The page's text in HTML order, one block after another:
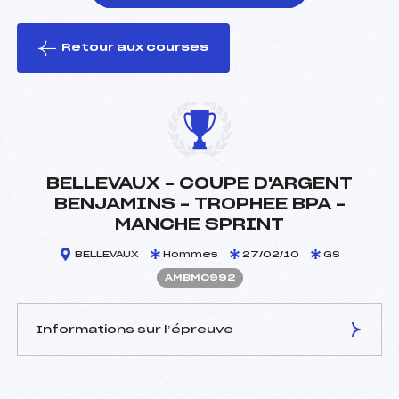
le ski
Retour aux courses
BELLEVAUX – COUPE D'ARGENT
BENJAMINS – TROPHEE BPA –
MANCHE SPRINT
BELLEVAUX Hommes 27/02/10 GS
AMBM0992
Informations sur l’épreuve